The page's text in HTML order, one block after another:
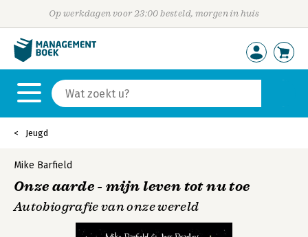
Op werkdagen voor 23:00 besteld, morgen in huis
Jeugd
Mike Barfield
Onze aarde - mijn leven tot nu toe
Autobiografie van onze wereld